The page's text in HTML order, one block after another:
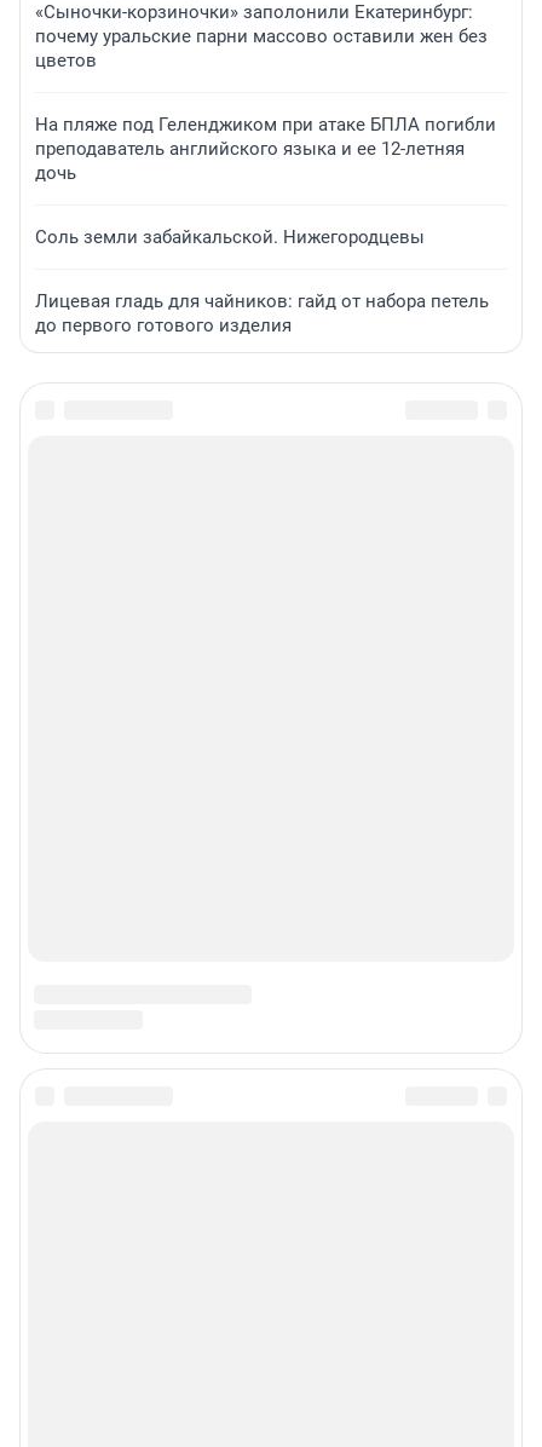
«Сыночки-корзиночки» заполонили Екатеринбург:
почему уральские парни массово оставили жен без
цветов
На пляже под Геленджиком при атаке БПЛА погибли
преподаватель английского языка и ее 12-летняя
дочь
Соль земли забайкальской. Нижегородцевы
Лицевая гладь для чайников: гайд от набора петель
до первого готового изделия